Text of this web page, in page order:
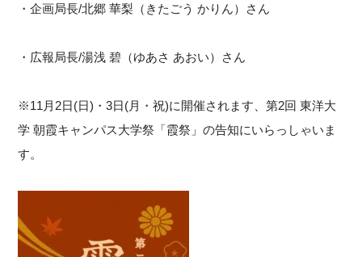
・企画局長/北郷 華梨（きたごう かりん）さん
・広報局長/湯浅 碧（ゆあさ あおい）さん
※11月2日(日)・3日(月・祝)に開催されます、第2回 東洋大
学 朝霞キャンパス大学祭「霞祭」の告知にいらっしゃいま
す。